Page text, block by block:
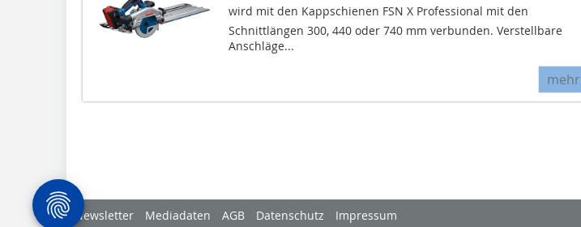
wird mit den Kappschienen FSN X Professional mit den
Schnittlängen 300, 440 oder 740 mm verbunden. Verstellbare
Anschläge...
mehr
Newsletter Mediadaten AGB Datenschutz Impressum